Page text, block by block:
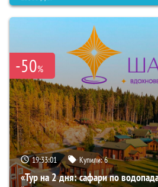
-50%
19:33:00 Купили:6
«Тур на 2 дня: сафари по